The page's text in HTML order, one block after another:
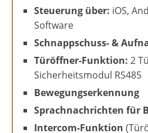
Steuerung über: iOS,
Software
Schnappschuss- &
Türöffner-Funktion: 2
Sicherheitsmodul RS485
Bewegungserkennung
Sprachnachrichten für
Intercom-Funktion